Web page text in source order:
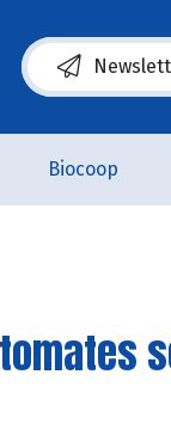
(s’ouvre dans
Biocoop